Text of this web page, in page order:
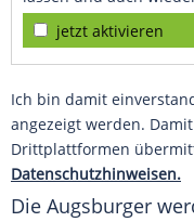
jetzt aktivieren
Ich bin damit
angezeigt werden.
Drittplattformen
Datenschutzhinweisen.
Die Augsburger